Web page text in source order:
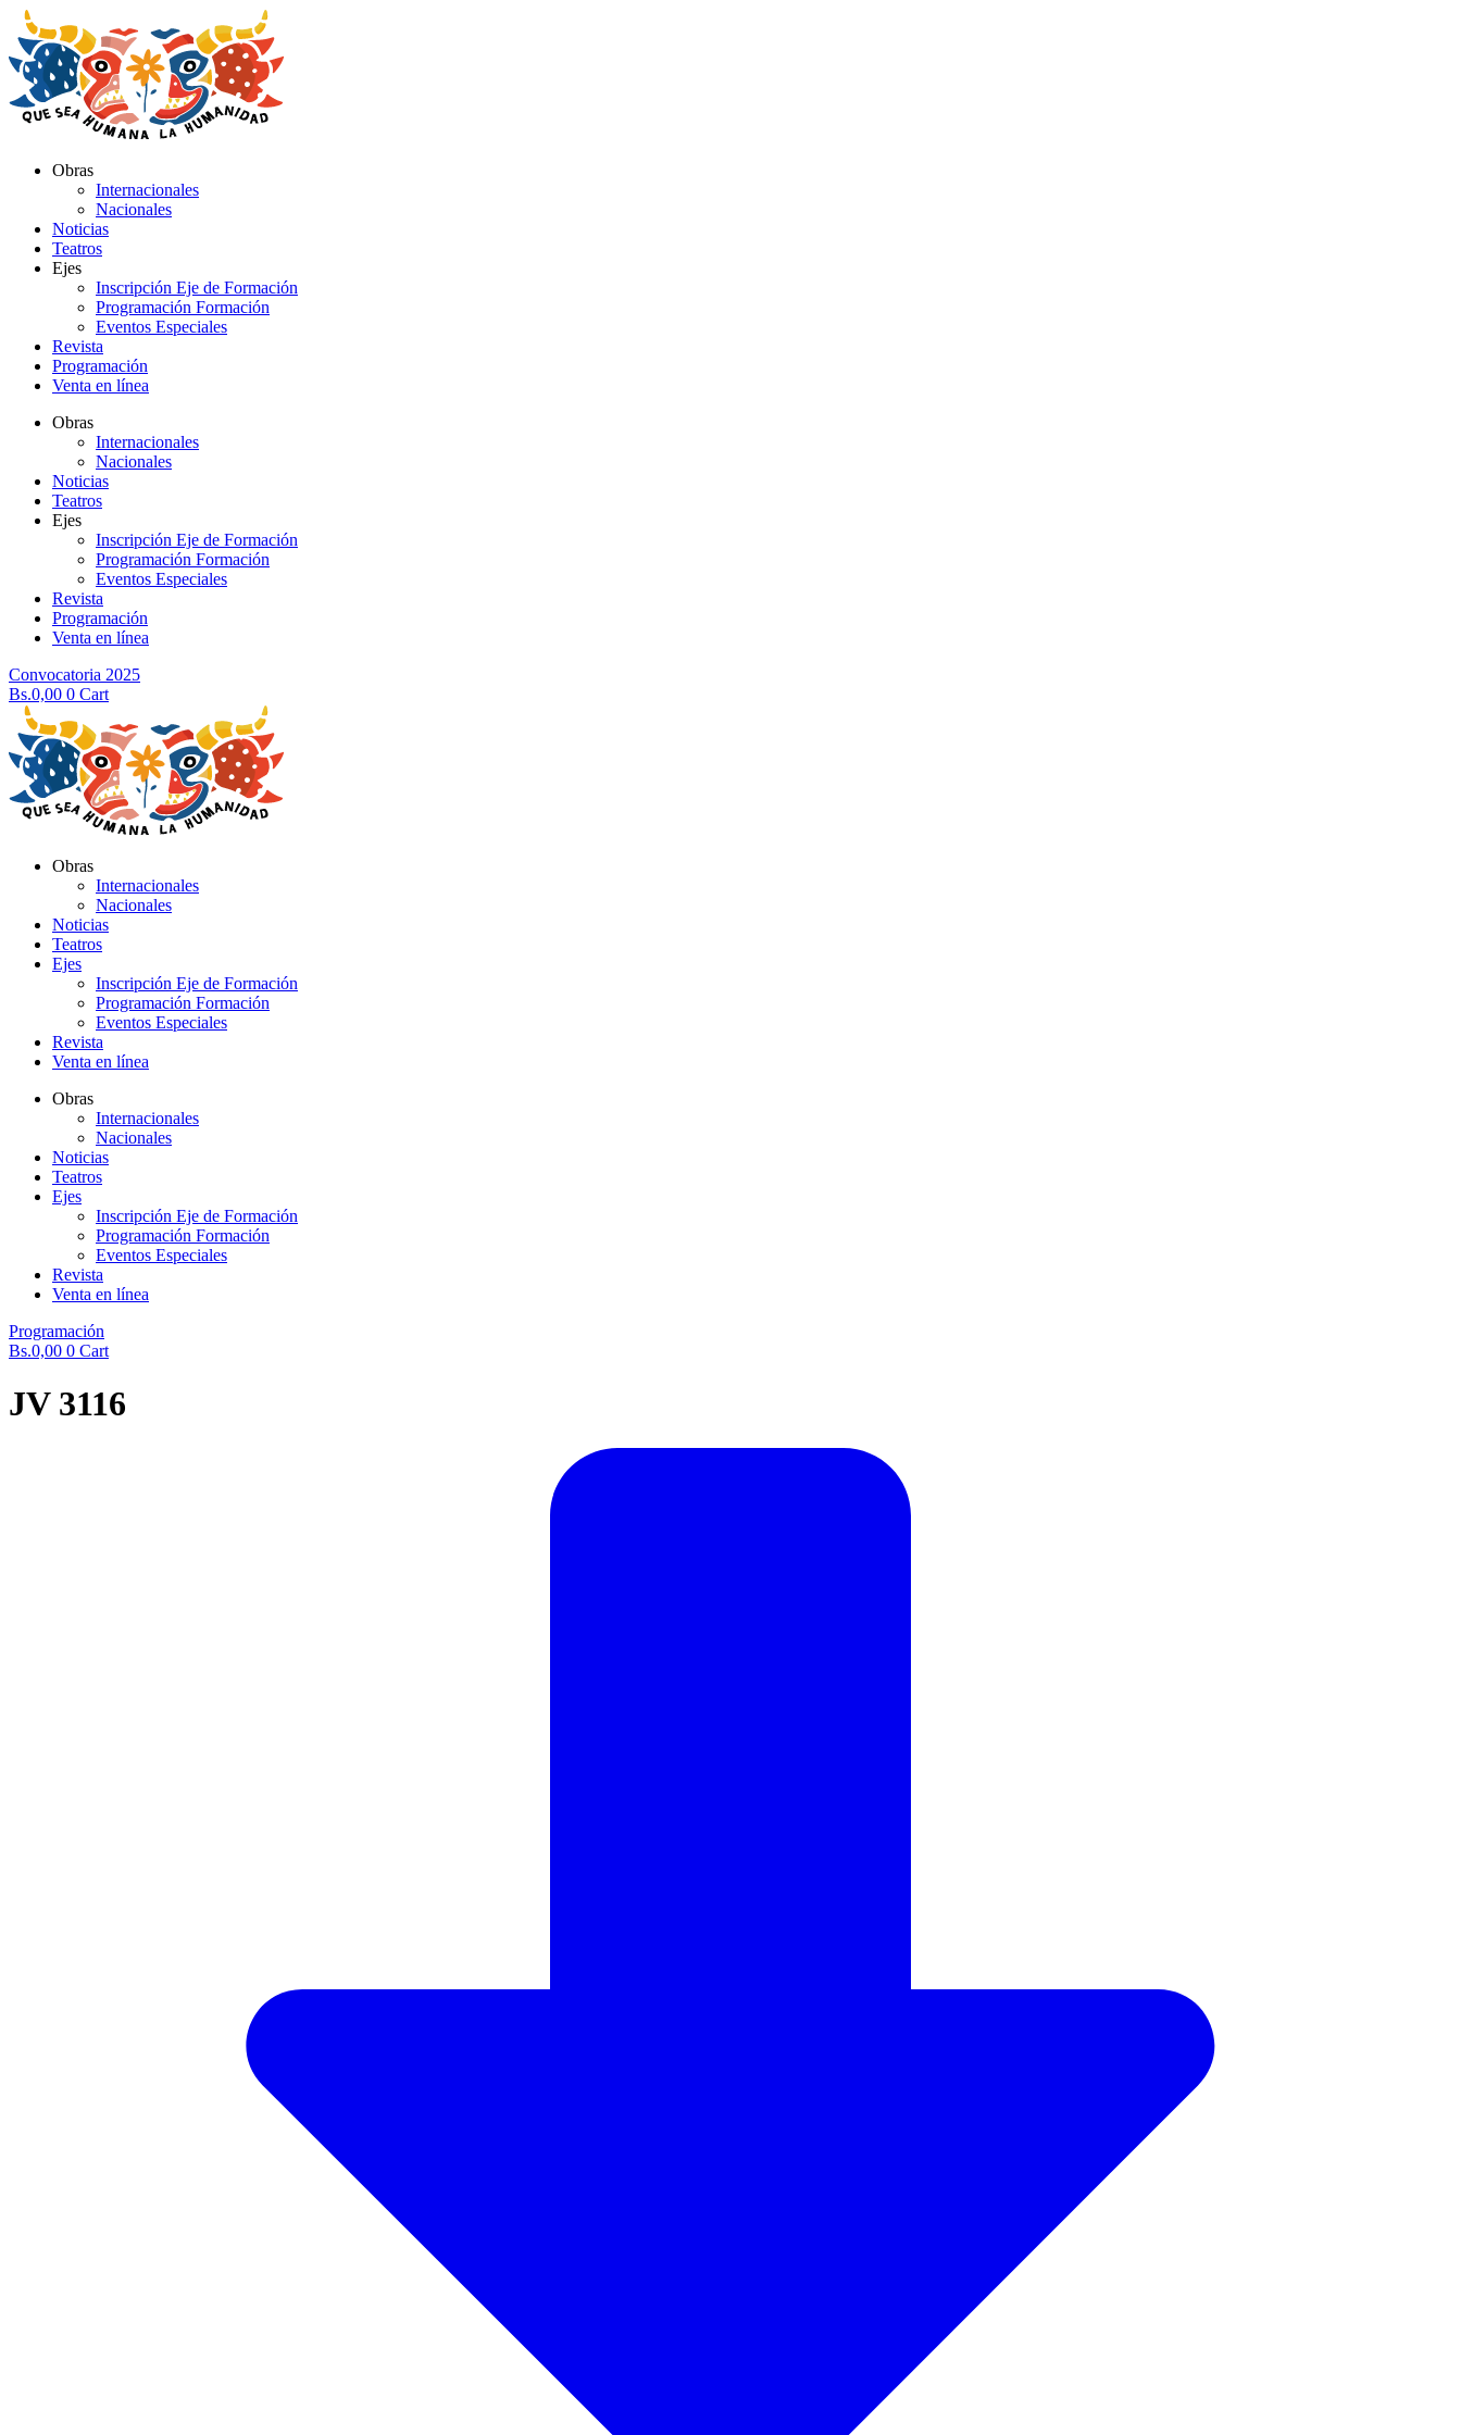
al
contenido
Obras
Internacionales
Nacionales
Noticias
Teatros
Ejes
Inscripción Eje de Formación
Programación Formación
Eventos Especiales
Revista
Programación
Venta en línea
Obras
Internacionales
Nacionales
Noticias
Teatros
Ejes
Inscripción Eje de Formación
Programación Formación
Eventos Especiales
Revista
Programación
Venta en línea
Convocatoria 2025
Bs.0,00 0 Cart
Obras
Internacionales
Nacionales
Noticias
Teatros
Ejes
Inscripción Eje de Formación
Programación Formación
Eventos Especiales
Revista
Venta en línea
Obras
Internacionales
Nacionales
Noticias
Teatros
Ejes
Inscripción Eje de Formación
Programación Formación
Eventos Especiales
Revista
Venta en línea
Programación
Bs.0,00 0 Cart
JV 3116